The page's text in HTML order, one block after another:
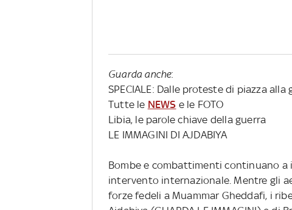
Guarda anche:
SPECIALE: Dalle proteste di piazza alla
Tutte le NEWS e le FOTO
Libia, le parole chiave della guerra
LE IMMAGINI DI AJDABIYA
Bombe e combattimenti continuano
intervento internazionale. Mentre gli
forze fedeli a Muammar Gheddafi, i